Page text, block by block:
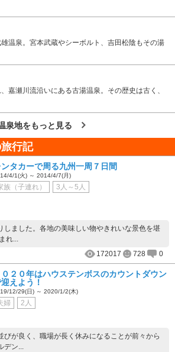
温泉。宮本武蔵やシーボルト、吉田松陰もその湯
嘉瀬川流沿いにある古湯温泉。その歴史は古く、
泉地をもっと見る
行記
ンタカーで周る九州一周７日間
4/1(火) ～ 2014/4/7(月)
族（子連れ） 3人～5人
しました。各地の美味しい物やきれいな景色を堪
れ...
172017
728 0
０２０年はハウステンボスのカウントダウン
えよう！
12/29(日) ～ 2020/1/2(木)
婦 2人
が良く、職場が長く休みになることが前々から
ン...